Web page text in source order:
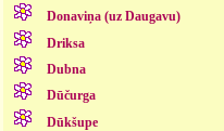
Donaviņa (uz Daugavu)
Driksa
Dubna
Dūčurga
Dūkšupe